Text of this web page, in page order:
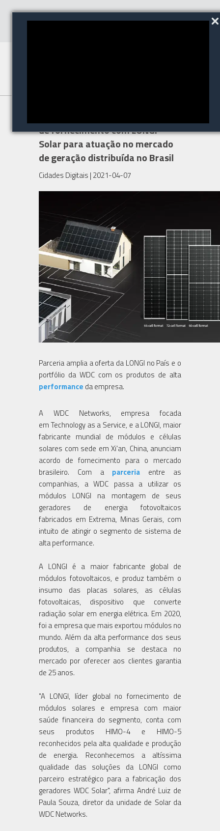
de fornecimento com LONGI
Solar para atuação no mercado
de geração distribuída no Brasil
Cidades Digitais | 2021-04-07
Parceria amplia a oferta da LONGI no País e o
portfólio da WDC com os produtos de alta
performance da empresa.
A WDC Networks, empresa focada
em Technology as a Service, e a LONGI, maior
fabricante mundial de módulos e células
solares com sede em Xi'an, China, anunciam
acordo de fornecimento para o mercado
brasileiro. Com a parceria entre as
companhias, a WDC passa a utilizar os
módulos LONGI na montagem de seus
geradores de energia fotovoltaicos
fabricados em Extrema, Minas Gerais, com
intuito de atingir o segmento de sistema de
alta performance.
A LONGI é a maior fabricante global de
módulos fotovoltaicos, e produz também o
insumo das placas solares, as células
fotovoltaicas, dispositivo que converte
radiação solar em energia elétrica. Em 2020,
foi a empresa que mais exportou módulos no
mundo. Além da alta performance dos seus
produtos, a companhia se destaca no
mercado por oferecer aos clientes garantia
de 25 anos.
"A LONGI, líder global no fornecimento de
módulos solares e empresa com maior
saúde financeira do segmento, conta com
seus produtos HIMO-4 e HIMO-5
reconhecidos pela alta qualidade e produção
de energia. Reconhecemos a altíssima
qualidade das soluções da LONGI como
parceiro estratégico para a fabricação dos
geradores WDC Solar", afirma André Luiz de
Paula Souza, diretor da unidade de Solar da
WDC Networks.